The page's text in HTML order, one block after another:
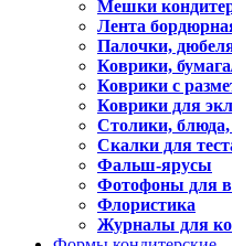
Мешки
Лента
Палочки,
Коврики,
Коврики с
Коврики для
Столики, блюда,
Скалки для
Фальш-ярусы
Фотофоны для
Флористика
Журналы для